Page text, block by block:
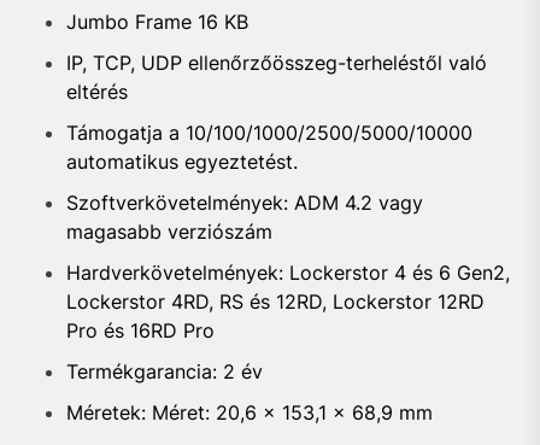
Jumbo Frame 16 KB
IP, TCP, UDP ellenőrzőösszeg-terheléstől való
eltérés
Támogatja a 10/100/1000/2500/5000/10000
automatikus egyeztetést.
Szoftverkövetelmények: ADM 4.2 vagy
magasabb verziószám
Hardverkövetelmények: Lockerstor 4 és 6 Gen2,
Lockerstor 4RD, RS és 12RD, Lockerstor 12RD
Pro és 16RD Pro
Termékgarancia: 2 év
Méretek: Méret: 20,6 x 153,1 x 68,9 mm